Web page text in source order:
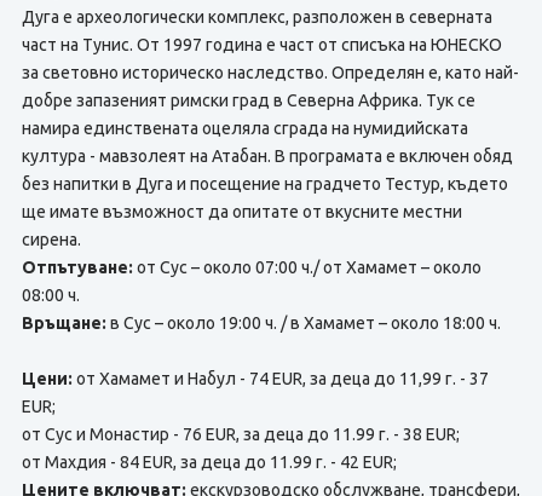
Дуга е археологически комплекс, разположен в северната
част на Тунис. От 1997 година е част от списъка на ЮНЕСКО
за световно историческо наследство. Определян е, като най-
добре запазеният римски град в Северна Африка. Тук се
намира единствената оцеляла сграда на нумидийската
култура - мавзолеят на Атабан. В програмата е включен обяд
без напитки в Дуга и посещение на градчето Тестур, където
ще имате възможност да опитате от вкусните местни
сирена.
Отпътуване: от Сус – около 07:00 ч./ от Хамамет – около
08:00 ч.
Връщане: в Сус – около 19:00 ч. / в Хамамет – около 18:00 ч.
Цени: от Хамамет и Набул - 74 EUR, за деца до 11,99 г. - 37
EUR;
от Сус и Монастир - 76 EUR, за деца до 11.99 г. - 38 EUR;
от Махдия - 84 EUR, за деца до 11.99 г. - 42 EUR;
Цените включват: екскурзоводско обслужване, трансфери,